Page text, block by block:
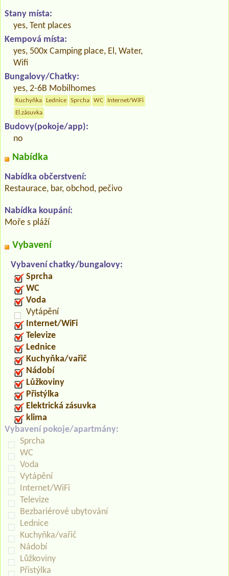
Stany místa:
yes, Tent places
Kempová místa:
yes, 500x Camping place, El, Water,
Wifi
Bungalovy/Chatky:
yes, 2-6B Mobilhomes
Kuchyňka Lednice Sprcha WC
Internet/WiFi
El.zásuvka
Budovy(pokoje/app):
no
Nabídka
Nabídka občerstvení:
Restaurace, bar, obchod, pečivo
Nabídka koupání:
Moře s pláží
Vybavení
Vybavení chatky/bungalovy:
Sprcha
WC
Voda
Vytápění
Internet/WiFi
Televize
Lednice
Kuchyňka/vařič
Nádobí
Lůžkoviny
Přistýlka
Elektrická zásuvka
klima
Vybavení pokoje/apartmány:
Sprcha
WC
Voda
Vytápění
Internet/WiFi
Televize
Bezbariérové ubytování
Lednice
Kuchyňka/vařič
Nádobí
Lůžkoviny
Přistýlka